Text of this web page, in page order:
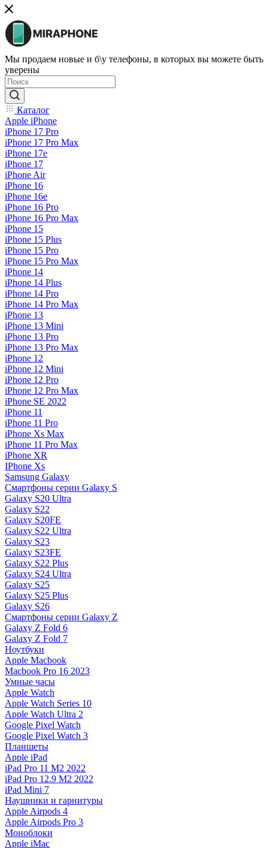
Мы продаем новые и б\у телефоны, в которых вы можете быть
уверены
Каталог
Apple iPhone
iPhone 17 Pro
iPhone 17 Pro Max
iPhone 17e
iPhone 17
iPhone Air
iPhone 16
iPhone 16e
iPhone 16 Pro
iPhone 16 Pro Max
iPhone 15
iPhone 15 Plus
iPhone 15 Pro
iPhone 15 Pro Max
iPhone 14
iPhone 14 Plus
iPhone 14 Pro
iPhone 14 Pro Max
iPhone 13
iPhone 13 Mini
iPhone 13 Pro
iPhone 13 Pro Max
iPhone 12
iPhone 12 Mini
iPhone 12 Pro
iPhone 12 Pro Max
iPhone SE 2022
iPhone 11
iPhone 11 Pro
iPhone Xs Max
iPhone 11 Pro Max
iPhone XR
IPhone Xs
Samsung Galaxy
Смартфоны серии Galaxy S
Galaxy S20 Ultra
Galaxy S22
Galaxy S20FE
Galaxy S22 Ultra
Galaxy S23
Galaxy S23FE
Galaxy S22 Plus
Galaxy S24 Ultra
Galaxy S25
Galaxy S25 Plus
Galaxy S26
Смартфоны серии Galaxy Z
Galaxy Z Fold 6
Galaxy Z Fold 7
Ноутбуки
Apple Macbook
Macbook Pro 16 2023
Умные часы
Apple Watch
Apple Watch Series 10
Apple Watch Ultra 2
Google Pixel Watch
Google Pixel Watch 3
Планшеты
Apple iPad
iPad Pro 11 M2 2022
iPad Pro 12.9 M2 2022
iPad Mini 7
Наушники и гарнитуры
Apple Airpods 4
Apple Airpods Pro 3
Моноблоки
Apple iMac